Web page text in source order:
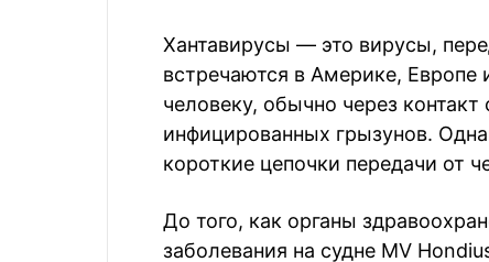
Хантавирусы — это вирусы,
встречаются в Америке, Европе
человеку, обычно через
инфицированных грызунов.
короткие цепочки передачи от
До того, как органы
заболевания на судне MV